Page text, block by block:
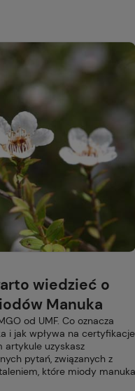
wiedzieć o
Manuka
od UMF. Co oznacza
i jak wpływa na certyfikacje
uzyskasz
pytań, związanych z
które miody manuka